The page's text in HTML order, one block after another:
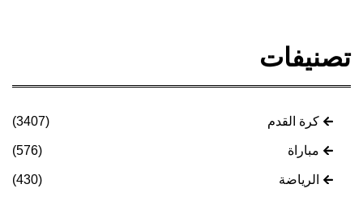
تصنيفات
كرة القدم (3407)
مباراة (576)
الرياضة (430)